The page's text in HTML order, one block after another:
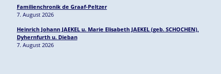
Familienchronik de Graaf-Peltzer
7. August 2026
Heinrich Johann JAEKEL u. Marie Elisabeth JAEKEL (geb. SCHOCHEN),
Dyhernfurth u. Dieban
7. August 2026